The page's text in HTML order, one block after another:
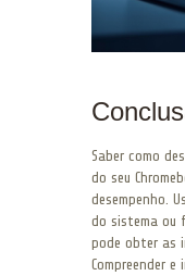
Saber como
do seu
desempenho.
do sistema ou
pode obter as
Compreender